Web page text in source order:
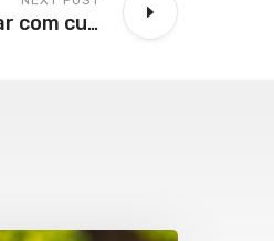
Empresa que demitiu grávida deve arcar com custos do salário maternidade